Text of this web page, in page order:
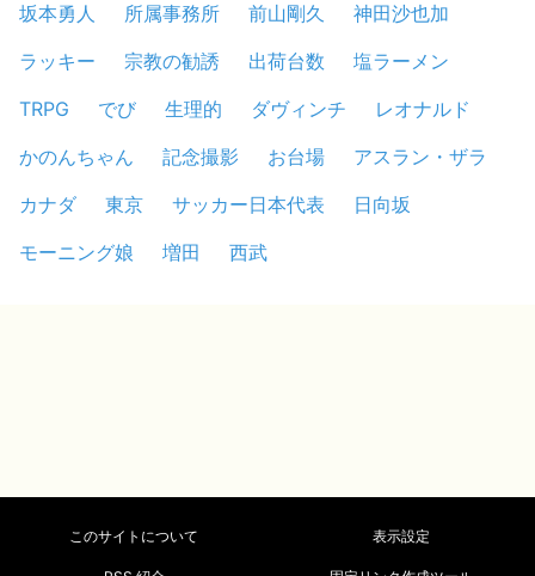
坂本勇人
所属事務所 前山剛久
神田沙也加
ラッキー
宗教の勧誘 出荷台数
塩ラーメン
TRPG
でび 生理的 ダヴィンチ
レオナルド
かのんちゃん
記念撮影 お台場
アスラン・ザラ
カナダ
東京 サッカー日本代表
日向坂
モーニング娘
増田 西武
このサイトについて 表示設定